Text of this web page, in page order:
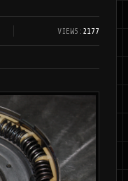
VIEWS: 2177